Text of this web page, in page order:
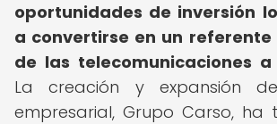
oportunidades de inversión
a convertirse en un
de las telecomunicaciones
La creación y expansión
empresarial, Grupo Carso, ha